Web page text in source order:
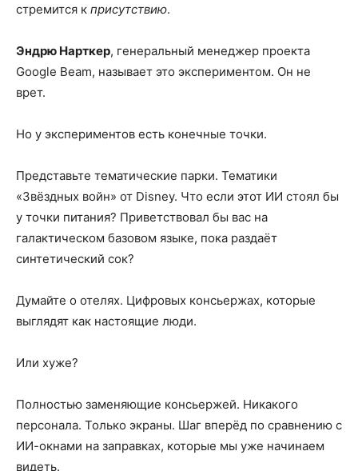
стремится к присутствию.
Эндрю Нарткер, генеральный менеджер проекта
Google Beam, называет это экспериментом. Он не
врет.
Но у экспериментов есть конечные точки.
Представьте тематические парки. Тематики
«Звёздных войн» от Disney. Что если этот ИИ стоял бы
у точки питания? Приветствовал бы вас на
галактическом базовом языке, пока раздаёт
синтетический сок?
Думайте о отелях. Цифровых консьержах, которые
выглядят как настоящие люди.
Или хуже?
Полностью заменяющие консьержей. Никакого
персонала. Только экраны. Шаг вперёд по сравнению с
ИИ-окнами на заправках, которые мы уже начинаем
видеть.